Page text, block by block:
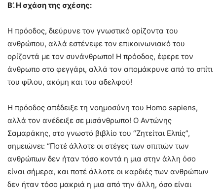
Β’. Η σχάση της σχέσης:
Η πρόοδος, διεύρυνε τον γνωστικό ορίζοντα του
ανθρώπου, αλλά εστένεψε τον επικοινωνιακό του
ορίζοντά με τον συνάνθρωπο! Η πρόοδος, έφερε τον
άνθρωπο στο φεγγάρι, αλλά τον απομάκρυνε από το σπίτι
του φίλου, ακόμη και του αδελφού!
Η πρόοδος απέδειξε τη νοημοσύνη του Homo sapiens,
αλλά τον ανέδειξε σε μισάνθρωπο! Ο Αντώνης
Σαμαράκης, στο γνωστό βιβλίο του “Ζητείται Ελπίς”,
σημειώνει: “Ποτέ άλλοτε οι στέγες των σπιτιών των
ανθρώπων δεν ήταν τόσο κοντά η μια στην άλλη όσο
είναι σήμερα, και ποτέ άλλοτε οι καρδιές των ανθρώπων
δεν ήταν τόσο μακριά η μια από την άλλη, όσο είναι